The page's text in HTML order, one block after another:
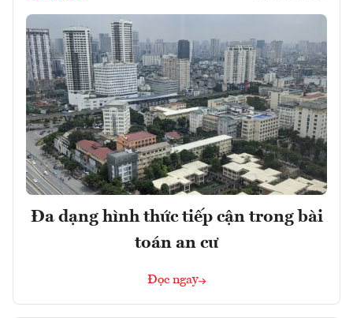
Đa dạng hình thức tiếp cận trong bài
toán an cư
Đọc ngay